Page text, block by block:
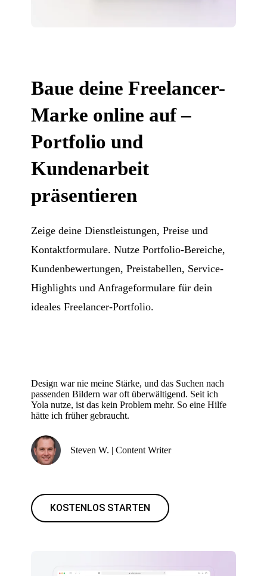
Baue deine Freelancer-
Marke online auf –
Portfolio und
Kundenarbeit
präsentieren
Zeige deine Dienstleistungen, Preise und
Kontaktformulare. Nutze Portfolio-Bereiche,
Kundenbewertungen, Preistabellen, Service-
Highlights und Anfrageformulare für dein
ideales Freelancer-Portfolio.
Design war nie meine Stärke, und das Suchen nach
passenden Bildern war oft überwältigend. Seit ich
Yola nutze, ist das kein Problem mehr. So eine Hilfe
hätte ich früher gebraucht.
Steven W. | Content Writer
KOSTENLOS STARTEN